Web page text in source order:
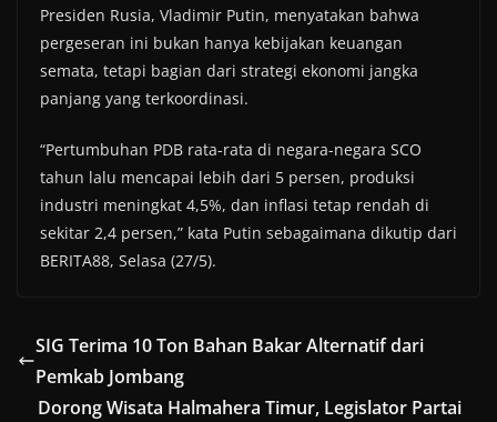
Presiden Rusia, Vladimir Putin, menyatakan bahwa
pergeseran ini bukan hanya kebijakan keuangan
semata, tetapi bagian dari strategi ekonomi jangka
panjang yang terkoordinasi.
“Pertumbuhan PDB rata-rata di negara-negara SCO
tahun lalu mencapai lebih dari 5 persen, produksi
industri meningkat 4,5%, dan inflasi tetap rendah di
sekitar 2,4 persen,” kata Putin sebagaimana dikutip dari
BERITA88, Selasa (27/5).
SIG Terima 10 Ton Bahan Bakar Alternatif dari
Pemkab Jombang
Dorong Wisata Halmahera Timur, Legislator Partai